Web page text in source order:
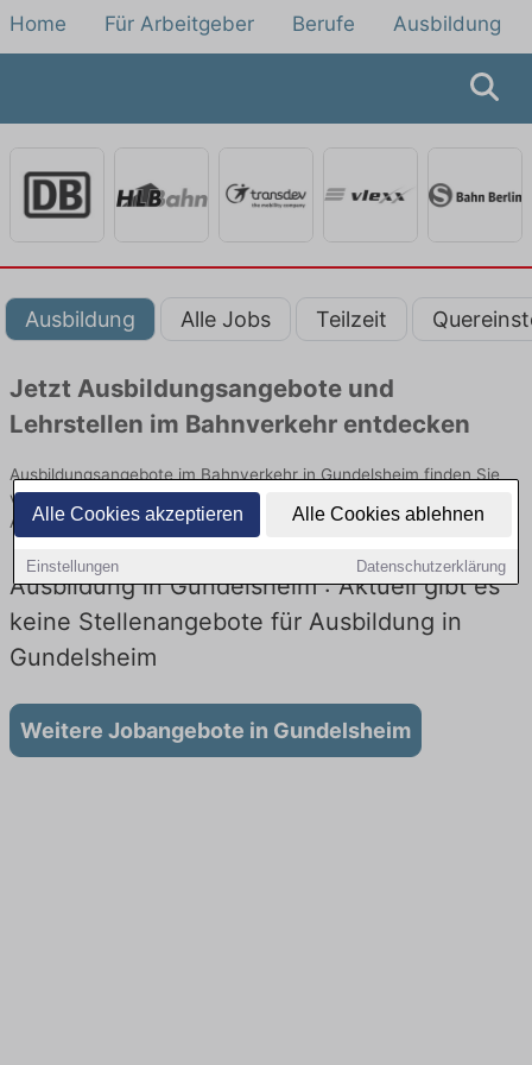
Alle Cookies akzeptieren Alle Cookies ablehnen
Einstellungen Datenschutzerklärung
Home Für Arbeitgeber Berufe Ausbildung
Ausbildung Alle Jobs Teilzeit
Jetzt Ausbildungsangebote und
Lehrstellen im Bahnverkehr entdecken
Ausbildungsangebote im Bahnverkehr in Gundelsheim finden Sie
von namhaften Firmen. Entdecken Sie freie Optionen von Top-
Arbeitgebern und bewerben Sie sich noch heute.
Ausbildung in Gundelsheim : Aktuell gibt es
keine Stellenangebote für Ausbildung in
Gundelsheim
Weitere Jobangebote in Gundelsheim